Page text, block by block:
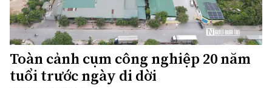
Toàn cảnh cụm công nghiệp 20 năm
tuổi trước ngày di dời